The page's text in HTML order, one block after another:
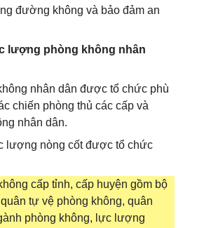
đường không và bảo đảm an
lượng phòng không nhân
nhân dân được tổ chức phù
chiến phòng thủ các cấp và
nhân dân.
lượng nòng cốt được tổ chức
cấp tỉnh, cấp huyện gồm bộ
tự vệ phòng không, quân
phòng không, lực lượng